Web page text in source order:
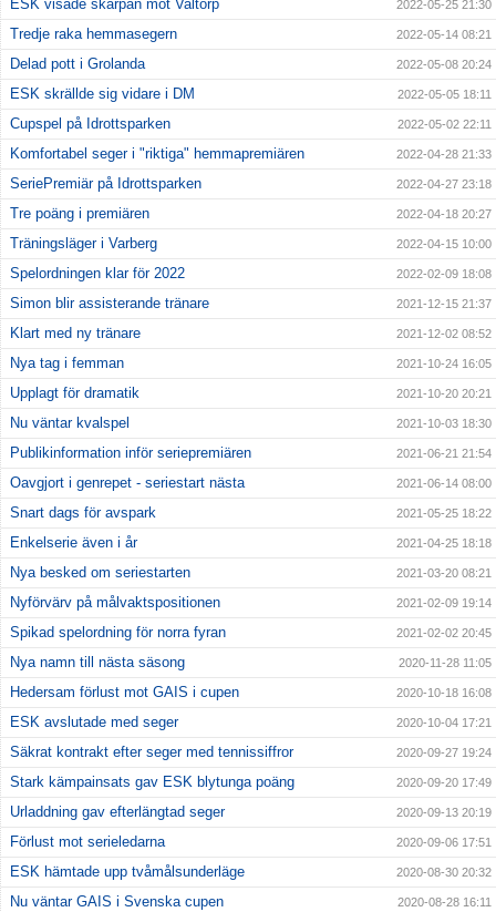
ESK visade skärpan mot Valtorp 2022-05-25 21:30
Tredje raka hemmasegern 2022-05-14 08:21
Delad pott i Grolanda 2022-05-08 20:24
ESK skrällde sig vidare i DM 2022-05-05 18:11
Cupspel på Idrottsparken 2022-05-02 22:11
Komfortabel seger i "riktiga" hemmapremiären 2022-04-28 21:33
SeriePremiär på Idrottsparken 2022-04-27 23:18
Tre poäng i premiären 2022-04-18 20:27
Träningsläger i Varberg 2022-04-15 10:00
Spelordningen klar för 2022 2022-02-09 18:08
Simon blir assisterande tränare 2021-12-15 21:37
Klart med ny tränare 2021-12-02 08:52
Nya tag i femman 2021-10-24 16:05
Upplagt för dramatik 2021-10-20 20:21
Nu väntar kvalspel 2021-10-03 18:30
Publikinformation inför seriepremiären 2021-06-21 21:54
Oavgjort i genrepet - seriestart nästa 2021-06-14 08:00
Snart dags för avspark 2021-05-25 18:22
Enkelserie även i år 2021-04-25 18:18
Nya besked om seriestarten 2021-03-20 08:21
Nyförvärv på målvaktspositionen 2021-02-09 19:14
Spikad spelordning för norra fyran 2021-02-02 20:45
Nya namn till nästa säsong 2020-11-28 11:05
Hedersam förlust mot GAIS i cupen 2020-10-18 16:08
ESK avslutade med seger 2020-10-04 17:21
Säkrat kontrakt efter seger med tennissiffror 2020-09-27 19:24
Stark kämpainsats gav ESK blytunga poäng 2020-09-20 17:49
Urladdning gav efterlängtad seger 2020-09-13 20:19
Förlust mot serieledarna 2020-09-06 17:51
ESK hämtade upp tvåmålsunderläge 2020-08-30 20:32
Nu väntar GAIS i Svenska cupen 2020-08-28 16:11